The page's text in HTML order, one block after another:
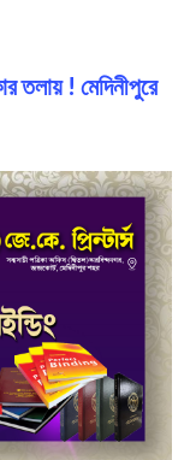
তলায় ! মেদিনীপুরে